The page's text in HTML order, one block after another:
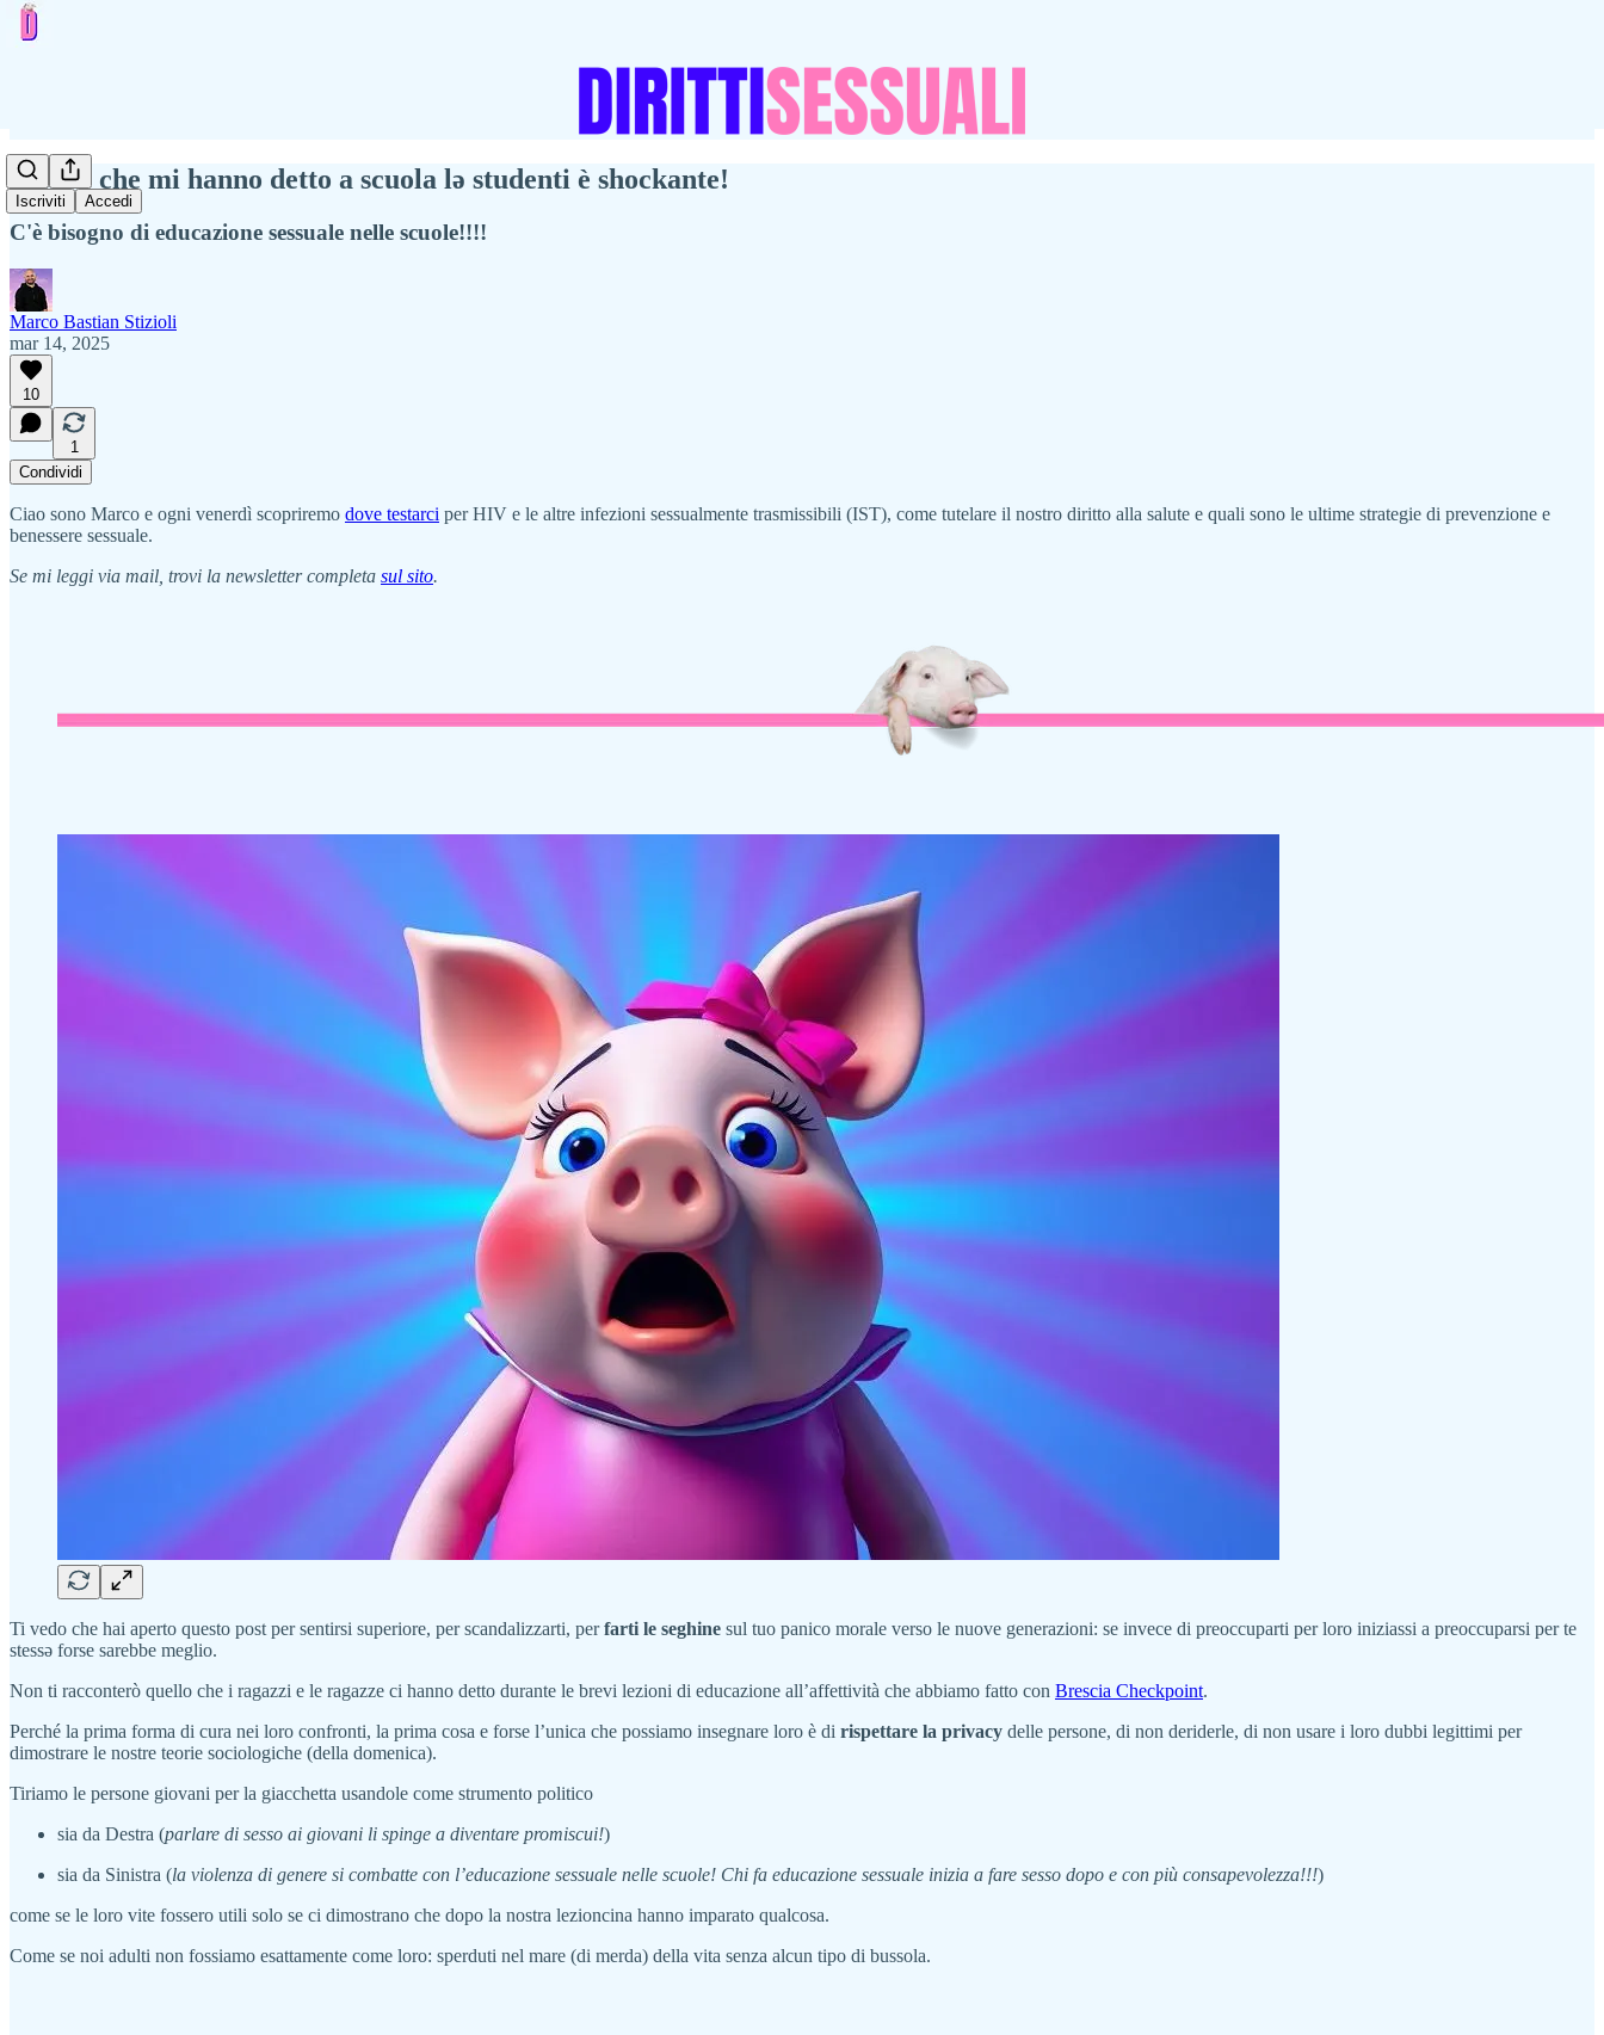
Iscriviti Accedi
Quello che mi hanno detto a scuola lə studenti è shockante!
C'è bisogno di educazione sessuale nelle scuole!!!!
Marco Bastian Stizioli
mar 14, 2025
10
1
Condividi
Ciao sono Marco e ogni venerdì scopriremo dove testarci per HIV e le altre infezioni sessualmente trasmissibili (IST), come tutelare il nostro diritto alla salute e quali sono le ultime strategie di prevenzione e
benessere sessuale.
Se mi leggi via mail, trovi la newsletter completa sul sito.
Ti vedo che hai aperto questo post per sentirsi superiore, per scandalizzarti, perfarti le seghine sul tuo panico morale verso le nuove generazioni: se invece di preoccuparti per loro iniziassi a preoccuparsi per te
stessə forse sarebbe meglio.
Non ti racconterò quello che i ragazzi e le ragazze ci hanno detto durante le brevi lezioni di educazione all’affettività che abbiamo fatto con Brescia Checkpoint.
Perché la prima forma di cura nei loro confronti, la prima cosa e forse l’unica che possiamo insegnare loro è di rispettare la privacy delle persone, di non deriderle, di non usare i loro dubbi legittimi per
dimostrare le nostre teorie sociologiche (della domenica).
Tiriamo le persone giovani per la giacchetta usandole come strumento politico
sia da Destra (parlare di sesso ai giovani li spinge a diventare promiscui!)
sia da Sinistra (la violenza di genere si combatte con l’educazione sessuale nelle scuole! Chi fa educazione sessuale inizia a fare sesso dopo e con più consapevolezza!!!)
come se le loro vite fossero utili solo se ci dimostrano che dopo la nostra lezioncina hanno imparato qualcosa.
Come se noi adulti non fossiamo esattamente come loro: sperduti nel mare (di merda) della vita senza alcun tipo di bussola.